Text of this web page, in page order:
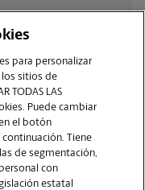
para personalizar
los sitios de
TODAS LAS
Puede cambiar
el botón
continuación. Tiene
de segmentación,
con
estatal